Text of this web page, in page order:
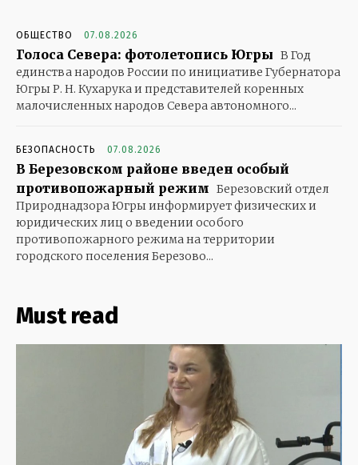
ОБЩЕСТВО 07.08.2026
Голоса Севера: фотолетопись Югры В Год
единства народов России по инициативе Губернатора
Югры Р. Н. Кухарука и представителей коренных
малочисленных народов Севера автономного...
БЕЗОПАСНОСТЬ 07.08.2026
В Березовском районе введен особый
противопожарный режим Березовский отдел
Природнадзора Югры информирует физических и
юридических лиц о введении особого
противопожарного режима на территории
городского поселения Березово...
Must read